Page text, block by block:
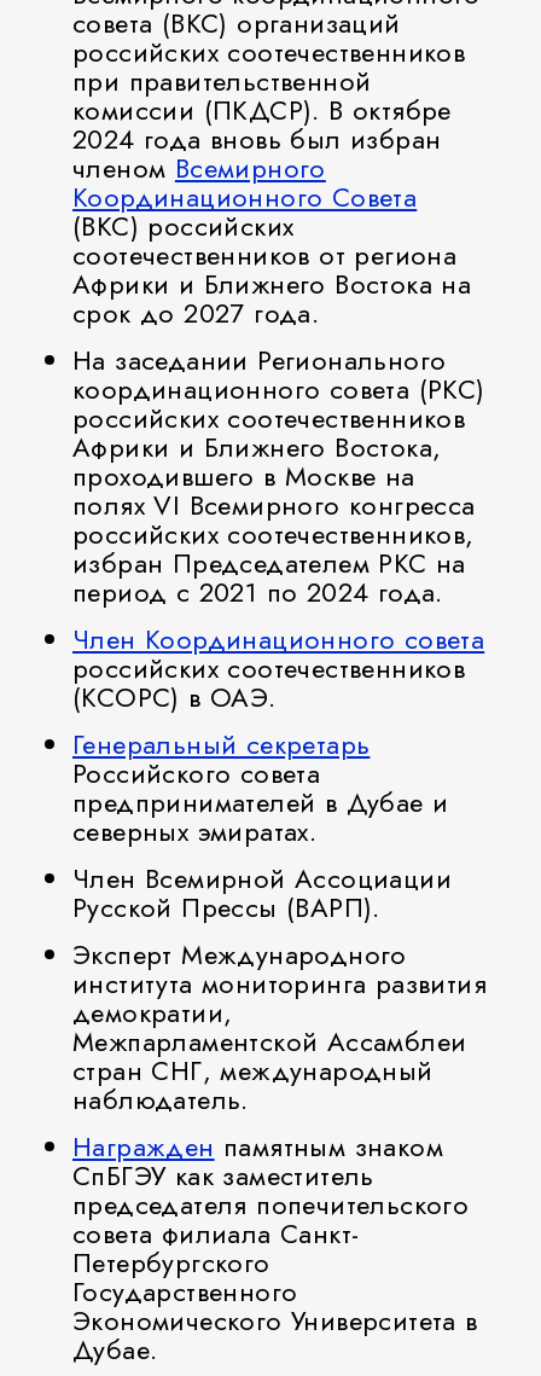
совета (ВКС) организаций
российских соотечественников
при правительственной
комиссии (ПКДСР). В октябре
2024 года вновь был избран
членом Всемирного
Координационного Совета
(ВКС) российских
соотечественников от региона
Африки и Ближнего Востока на
срок до 2027 года.
На заседании Регионального
координационного совета (РКС)
российских соотечественников
Африки и Ближнего Востока,
проходившего в Москве на
полях VI Всемирного конгресса
российских соотечественников,
избран Председателем РКС на
период с 2021 по 2024 года.
Член Координационного совета
российских соотечественников
(КСОРС) в ОАЭ.
Генеральный секретарь
Российского совета
предпринимателей в Дубае и
северных эмиратах.
Член Всемирной Ассоциации
Русской Прессы (ВАРП).
Эксперт Международного
института мониторинга развития
демократии,
Межпарламентской Ассамблеи
стран СНГ, международный
наблюдатель.
Награжден памятным знаком
СпБГЭУ как заместитель
председателя попечительского
совета филиала Санкт-
Петербургского
Государственного
Экономического Университета в
Дубае.